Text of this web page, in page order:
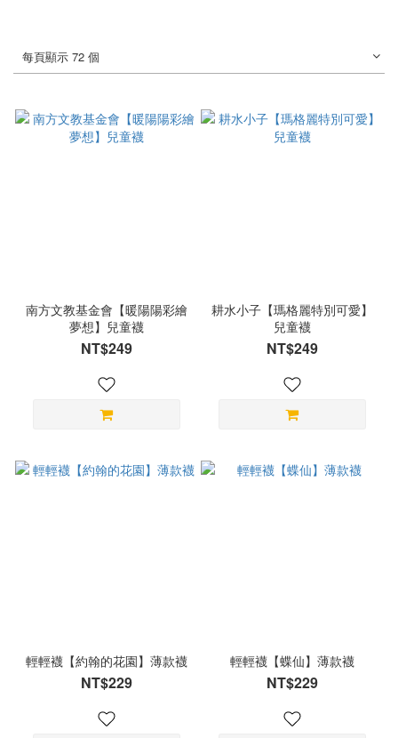
每頁顯示 72 個
南方文教基金會【暖陽陽彩繪
夢想】兒童襪
NT$249
耕水小子【瑪格麗特別可愛】
兒童襪
NT$249
輕輕襪【約翰的花園】薄款襪
NT$229
輕輕襪【蝶仙】薄款襪
NT$229